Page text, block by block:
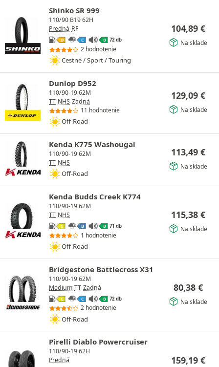
Shinko SR 999
110/90 B19 62H
Predná RF
D C B 72 db
2 hodnotenie
Cestné / Sport / Touring
104,89 €
Na sklade
Dunlop D952
110/90-19 62M
TT NHS Zadná
11 hodnotenie
Off-Road
129,09 €
Na sklade
Kenda K775 Washougal
110/90-19 62M
TT NHS
Off-Road
113,49 €
Na sklade
Kenda Budds Creek K774
110/90-19 62M
TT NHS
C B B 71 db
1 hodnotenie
Off-Road
115,38 €
Na sklade
Bridgestone Battlecross X31
110/90-19 62M
Medium TT Zadná
C C B 72 db
2 hodnotenie
Off-Road
80,38 €
Na sklade
Pirelli Diablo Powercruiser
110/90-19 62H
Predná
159,19 €